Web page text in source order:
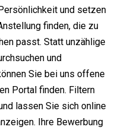
und setzen
finden, die zu
passt. Statt unzählige
und
Sie bei uns offene
Portal finden. Filtern
lassen Sie sich online
Ihre Bewerbung